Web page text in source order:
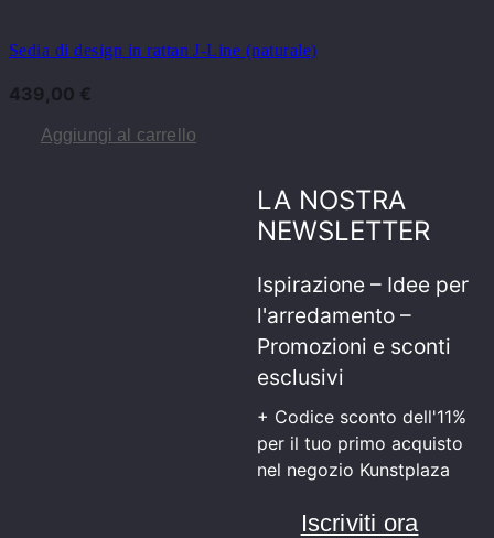
Sedia di design in rattan J-Line (naturale)
439,00 €
Aggiungi al carrello
LA NOSTRA
NEWSLETTER
Ispirazione – Idee per
l'arredamento –
Promozioni e sconti
esclusivi
+ Codice sconto dell'11%
per il tuo primo acquisto
nel negozio Kunstplaza
Iscriviti ora